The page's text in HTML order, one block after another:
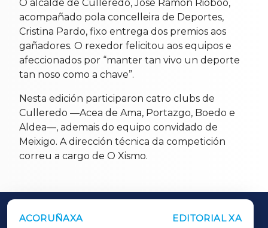
O alcalde de Culleredo, José Ramón Rioboo,
acompañado pola concelleira de Deportes,
Cristina Pardo, fixo entrega dos premios aos
gañadores. O rexedor felicitou aos equipos e
afeccionados por “manter tan vivo un deporte
tan noso como a chave”.
Nesta edición participaron catro clubs de
Culleredo —Acea de Ama, Portazgo, Boedo e
Aldea—, ademais do equipo convidado de
Meixigo. A dirección técnica da competición
correu a cargo de O Xismo.
ACORUÑAXA EDITORIAL XA
OUTROS PERIÓDICOS